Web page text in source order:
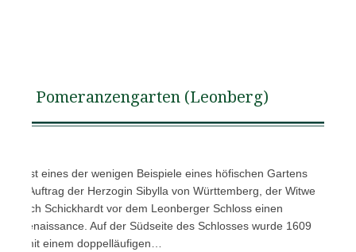
Pomeranzengarten (Leonberg)
ist eines der wenigen Beispiele eines höfischen Gartens
Im Auftrag der Herzogin Sibylla von Württemberg, der Witwe
Schickhardt vor dem Leonberger Schloss einen
Renaissance. Auf der Südseite des Schlosses wurde 1609
mit einem doppelläufigen…